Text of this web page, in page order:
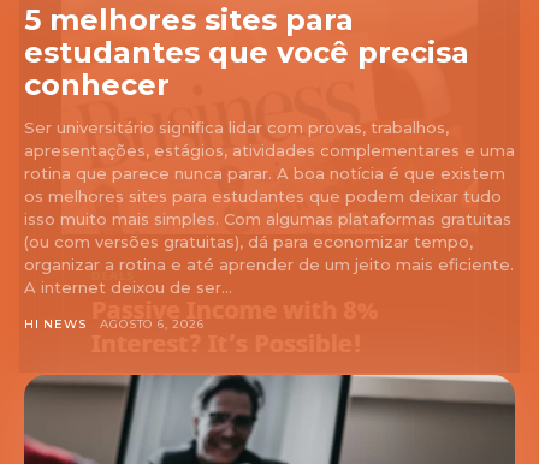
5 melhores sites para
estudantes que você precisa
conhecer
Ser universitário significa lidar com provas, trabalhos,
apresentações, estágios, atividades complementares e uma
rotina que parece nunca parar. A boa notícia é que existem
os melhores sites para estudantes que podem deixar tudo
isso muito mais simples. Com algumas plataformas gratuitas
(ou com versões gratuitas), dá para economizar tempo,
organizar a rotina e até aprender de um jeito mais eficiente.
A internet deixou de ser...
HI NEWS AGOSTO 6, 2026